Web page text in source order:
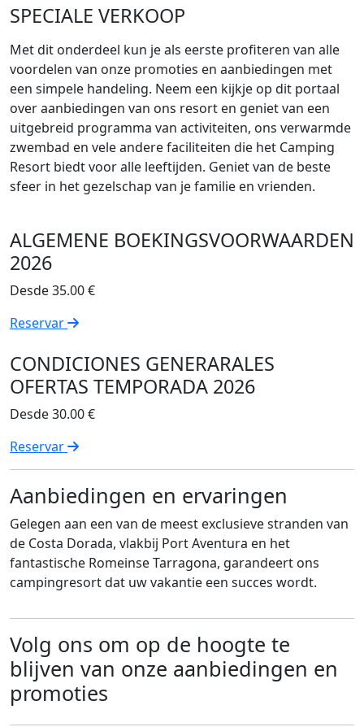
SPECIALE VERKOOP
Met dit onderdeel kun je als eerste profiteren van alle
voordelen van onze promoties en aanbiedingen met
een simpele handeling. Neem een kijkje op dit portaal
over aanbiedingen van ons resort en geniet van een
uitgebreid programma van activiteiten, ons verwarmde
zwembad en vele andere faciliteiten die het Camping
Resort biedt voor alle leeftijden. Geniet van de beste
sfeer in het gezelschap van je familie en vrienden.
ALGEMENE BOEKINGSVOORWAARDEN
2026
Desde35.00 €
Reservar
CONDICIONES GENERARALES
OFERTAS TEMPORADA 2026
Desde30.00 €
Reservar
Aanbiedingen en ervaringen
Gelegen aan een van de meest exclusieve stranden van
de Costa Dorada, vlakbij Port Aventura en het
fantastische Romeinse Tarragona, garandeert ons
campingresort dat uw vakantie een succes wordt.
Volg ons om op de hoogte te
blijven van onze aanbiedingen en
promoties